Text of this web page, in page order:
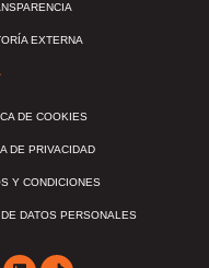
EXTERNA
DE COOKIES
DE PRIVACIDAD
Y CONDICIONES
DATOS PERSONALES